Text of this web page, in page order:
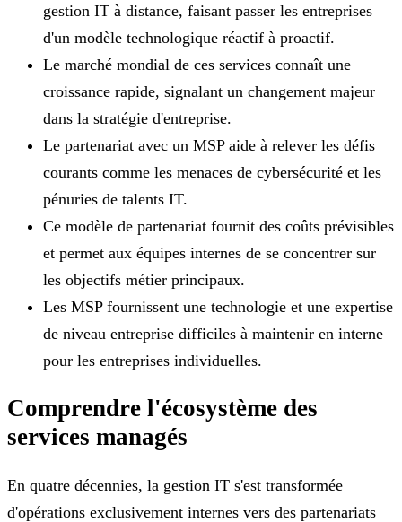
gestion IT à distance, faisant passer les entreprises
d'un modèle technologique réactif à proactif.
Le marché mondial de ces services connaît une
croissance rapide, signalant un changement majeur
dans la stratégie d'entreprise.
Le partenariat avec un MSP aide à relever les défis
courants comme les menaces de cybersécurité et les
pénuries de talents IT.
Ce modèle de partenariat fournit des coûts prévisibles
et permet aux équipes internes de se concentrer sur
les objectifs métier principaux.
Les MSP fournissent une technologie et une expertise
de niveau entreprise difficiles à maintenir en interne
pour les entreprises individuelles.
Comprendre l'écosystème des
services managés
En quatre décennies, la gestion IT s'est transformée
d'opérations exclusivement internes vers des partenariats